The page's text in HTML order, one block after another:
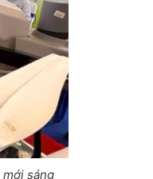
sáng